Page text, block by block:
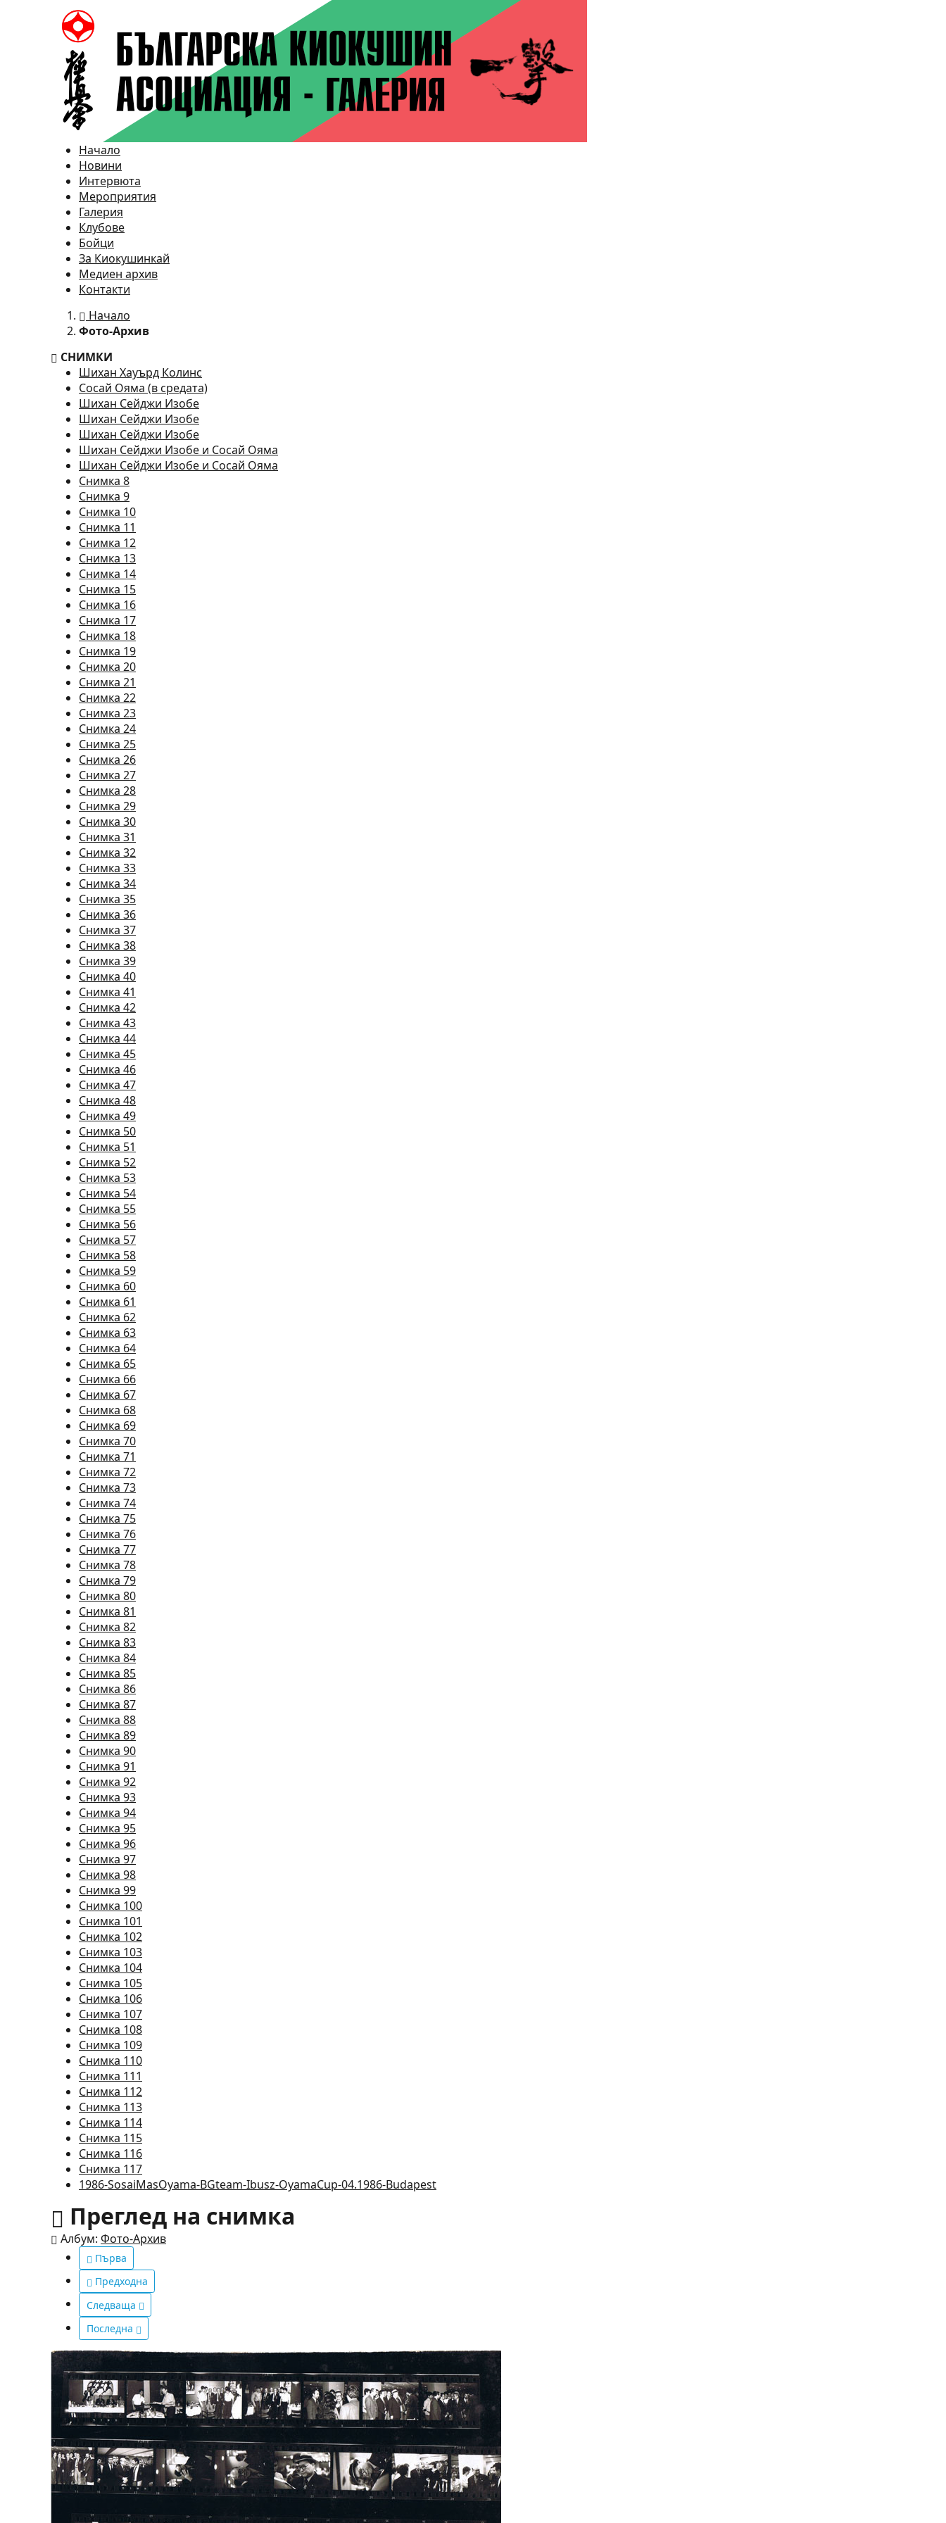
Начало
Новини
Интервюта
Мероприятия
Галерия
Клубове
Бойци
За Киокушинкай
Медиен архив
Контакти
Начало
Фото-Архив
СНИМКИ
Шихан Хауърд Колинс
Сосай Ояма (в средата)
Шихан Сейджи Изобе
Шихан Сейджи Изобе
Шихан Сейджи Изобе
Шихан Сейджи Изобе и Сосай Ояма
Шихан Сейджи Изобе и Сосай Ояма
Снимка 8
Снимка 9
Снимка 10
Снимка 11
Снимка 12
Снимка 13
Снимка 14
Снимка 15
Снимка 16
Снимка 17
Снимка 18
Снимка 19
Снимка 20
Снимка 21
Снимка 22
Снимка 23
Снимка 24
Снимка 25
Снимка 26
Снимка 27
Снимка 28
Снимка 29
Снимка 30
Снимка 31
Снимка 32
Снимка 33
Снимка 34
Снимка 35
Снимка 36
Снимка 37
Снимка 38
Снимка 39
Снимка 40
Снимка 41
Снимка 42
Снимка 43
Снимка 44
Снимка 45
Снимка 46
Снимка 47
Снимка 48
Снимка 49
Снимка 50
Снимка 51
Снимка 52
Снимка 53
Снимка 54
Снимка 55
Снимка 56
Снимка 57
Снимка 58
Снимка 59
Снимка 60
Снимка 61
Снимка 62
Снимка 63
Снимка 64
Снимка 65
Снимка 66
Снимка 67
Снимка 68
Снимка 69
Снимка 70
Снимка 71
Снимка 72
Снимка 73
Снимка 74
Снимка 75
Снимка 76
Снимка 77
Снимка 78
Снимка 79
Снимка 80
Снимка 81
Снимка 82
Снимка 83
Снимка 84
Снимка 85
Снимка 86
Снимка 87
Снимка 88
Снимка 89
Снимка 90
Снимка 91
Снимка 92
Снимка 93
Снимка 94
Снимка 95
Снимка 96
Снимка 97
Снимка 98
Снимка 99
Снимка 100
Снимка 101
Снимка 102
Снимка 103
Снимка 104
Снимка 105
Снимка 106
Снимка 107
Снимка 108
Снимка 109
Снимка 110
Снимка 111
Снимка 112
Снимка 113
Снимка 114
Снимка 115
Снимка 116
Снимка 117
1986-SosaiMasOyama-BGteam-Ibusz-OyamaCup-04.1986-Budapest
Преглед на снимка
Албум: Фото-Архив
Първа
Предходна
Следваща
Последна